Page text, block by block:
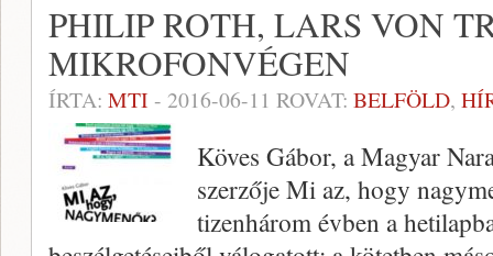
PHILIP ROTH, LARS VON
MIKROFONVÉGEN
ÍRTA: MTI - 2016-06-11 ROVAT: BELFÖLD,
Köves Gábor, a Magyar
szerzője Mi az, hogy
tizenhárom évben a